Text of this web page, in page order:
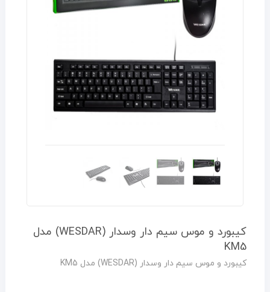
کیبورد و موس سیم دار وسدار (WESDAR) مدل
KM5
کیبورد و موس سیم دار وسدار (WESDAR) مدل KM5